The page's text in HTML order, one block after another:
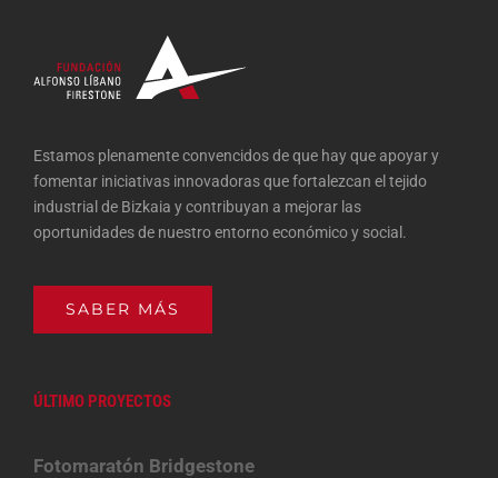
Estamos plenamente convencidos de que hay que apoyar y
fomentar iniciativas innovadoras que fortalezcan el tejido
industrial de Bizkaia y contribuyan a mejorar las
oportunidades de nuestro entorno económico y social.
SABER MÁS
ÚLTIMO PROYECTOS
Fotomaratón Bridgestone